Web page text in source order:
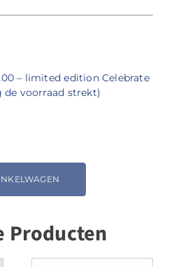
– limited edition Celebrate
de voorraad strekt)
Producten